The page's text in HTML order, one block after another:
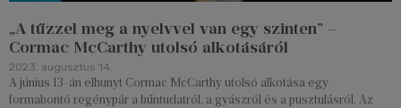
„A tűzzel meg a nyelvvel van egy szinten” –
Cormac McCarthy utolsó alkotásáról
2023. augusztus 14.
A június 13-án elhunyt Cormac McCarthy utolsó alkotása egy
formabontó regénypár a bűntudatról, a gyászról és a pusztulásról. Az